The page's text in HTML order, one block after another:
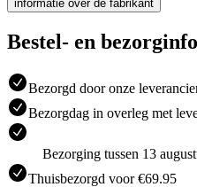
informatie over de fabrikant
Bestel- en
Bezorgd door onze
Bezorgdag in overleg met
Bezorging tussen 13
Thuisbezorgd voor €69.95